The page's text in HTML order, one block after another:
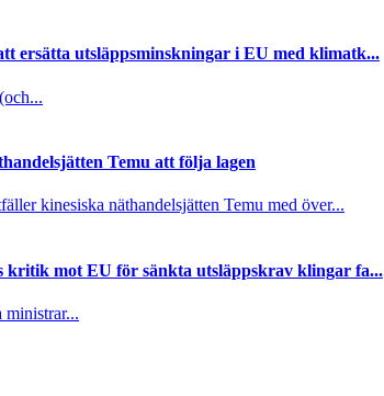
ersätta utsläppsminskningar i EU med klimatk...
Temu att följa lagen
kinesiska näthandelsjätten Temu med över...
kritik mot EU för sänkta utsläppskrav klingar fa...